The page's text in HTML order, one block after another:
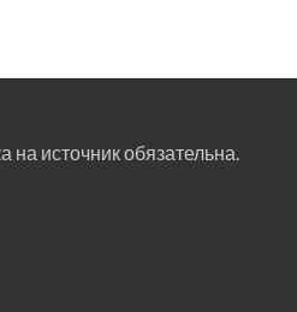
на источник обязательна.